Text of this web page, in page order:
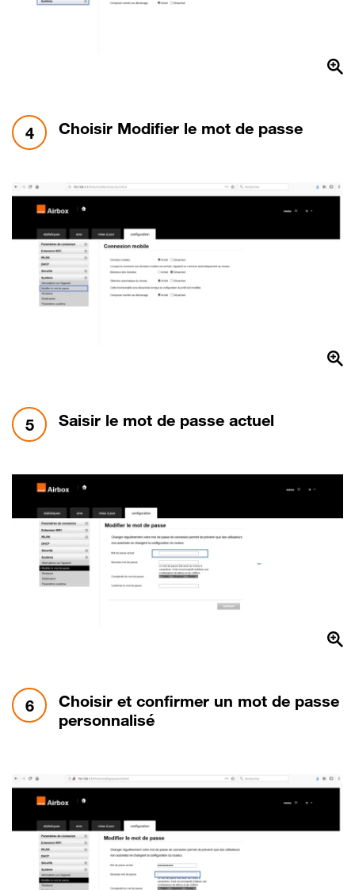
4 étape 4:
Choisir Modifier le mot de passe
5 étape 5:
Saisir le mot de passe actuel
6 étape 6:
Choisir et confirmer un mot de passe
personnalisé